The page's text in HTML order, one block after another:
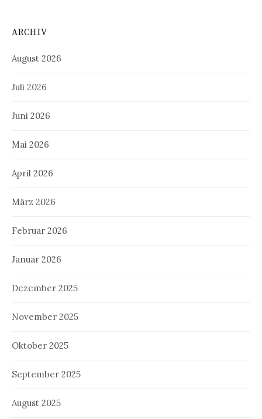
ARCHIV
August 2026
Juli 2026
Juni 2026
Mai 2026
April 2026
März 2026
Februar 2026
Januar 2026
Dezember 2025
November 2025
Oktober 2025
September 2025
August 2025